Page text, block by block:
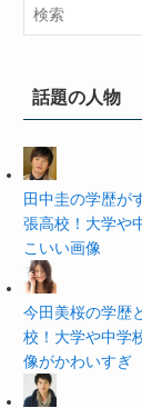
話題の人物
田中圭の学歴が
張高校！大学や
こいい画像
今田美桜の学歴
校！大学や中学
像がかわいすぎ